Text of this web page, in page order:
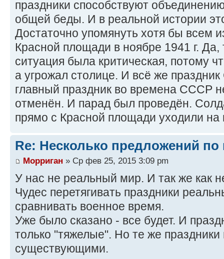
праздники способствуют
общей беды. И в реальной истории
Достаточно упомянуть хотя бы всем
Красной площади в ноябре 1941 г.
ситуация была критическая, потому
а угрожал столице. И всё же
главный праздник во времена СССР
отменён. И парад был проведён.
прямо с Красной площади уходили на
Re: Несколько предложений по
Морриган » Ср фев 25, 2015 3:09 pm
У нас не реальный мир. И так же как
Чудес перетягивать праздники
сравнивать военное время.
Уже было сказано - все будет. И
только "тяжелые". Но те же праздники
существующими.